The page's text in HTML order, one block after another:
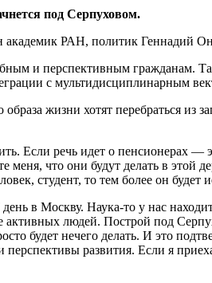
под Серпуховом.
академик РАН, политик Геннадий
и перспективным гражданам.
с мультидисциплинарным
жизни хотят перебраться из
Если речь идет о пенсионерах —
что они будут делать в этой
студент, то тем более он будет
в Москву. Наука-то у нас
активных людей. Построй под
будет нечего делать. И это
перспективы развития. Если я